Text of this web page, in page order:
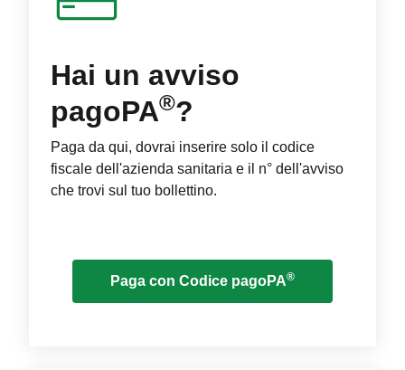
Hai un avviso
pagoPA®?
Paga da qui, dovrai inserire solo il codice
fiscale dell'azienda sanitaria e il n° dell'avviso
che trovi sul tuo bollettino.
Paga con Codice pagoPA®